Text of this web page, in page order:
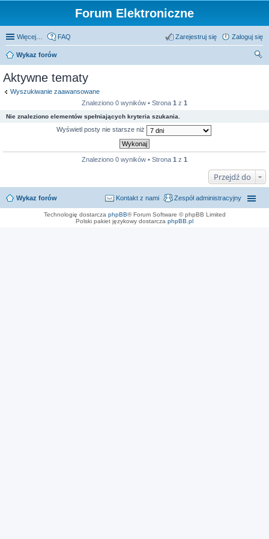
Forum Elektroniczne
Więcej… FAQ Zaloguj się
Zarejestruj się
Wykaz forów
Aktywne tematy
Wyszukiwanie zaawansowane
Znaleziono 0 wyników • Strona 1 z 1
Nie znaleziono elementów spełniających kryteria szukania.
Wyświetl posty nie starsze niż
Znaleziono 0 wyników • Strona 1 z 1
Przejdź do
Wykaz forów Zespół administracyjny
Kontakt z nami
Technologię dostarcza phpBB® Forum Software © phpBB Limited
Polski pakiet językowy dostarcza phpBB.pl